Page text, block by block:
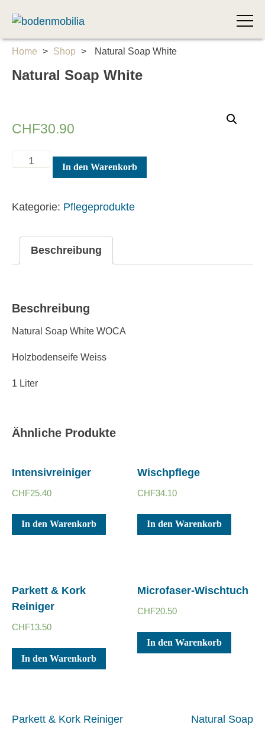
Skip
content
Home > Shop > Natural Soap White
Natural Soap White
CHF30.90
Natural
Menge
In den Warenkorb
Kategorie: Pflegeprodukte
Beschreibung
Beschreibung
Natural Soap White WOCA
Holzbodenseife Weiss
1 Liter
Ähnliche Produkte
Intensivreiniger
CHF25.40
In den Warenkorb
Wischpflege
CHF34.10
In den Warenkorb
Parkett & Kork
Reiniger
CHF13.50
In den Warenkorb
Microfaser-Wischtuch
CHF20.50
In den Warenkorb
Beitrags-
Parkett & Kork Reiniger Natural Soap